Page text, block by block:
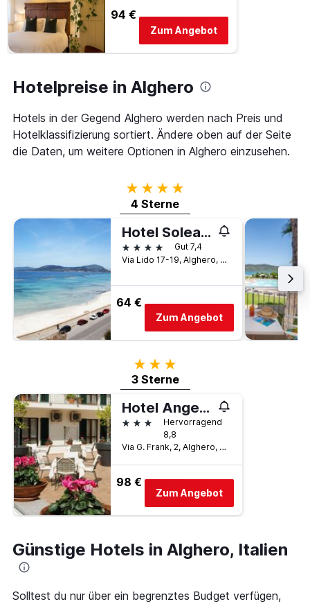
94 €
Zum Angebot
Hotelpreise in Alghero
Hotels in der Gegend Alghero werden nach Preis und
Hotelklassifizierung sortiert. Ändere oben auf der Seite
die Daten, um weitere Optionen in Alghero einzusehen.
4 Sterne
4 Sterne
Hotel Soleado
4 Sterne
Gut 7,4
Via Lido 17-19, Alghero, Sardinien, Italien
64 €
Zum Angebot
3 Sterne
3 Sterne
Hotel Angedras
3 SterneHervorragend
8,8
Via G. Frank, 2, Alghero, Alghero, Sardinien, Italien
98 €
Zum Angebot
Günstige Hotels in Alghero, Italien
Solltest du nur über ein begrenztes Budget verfügen,